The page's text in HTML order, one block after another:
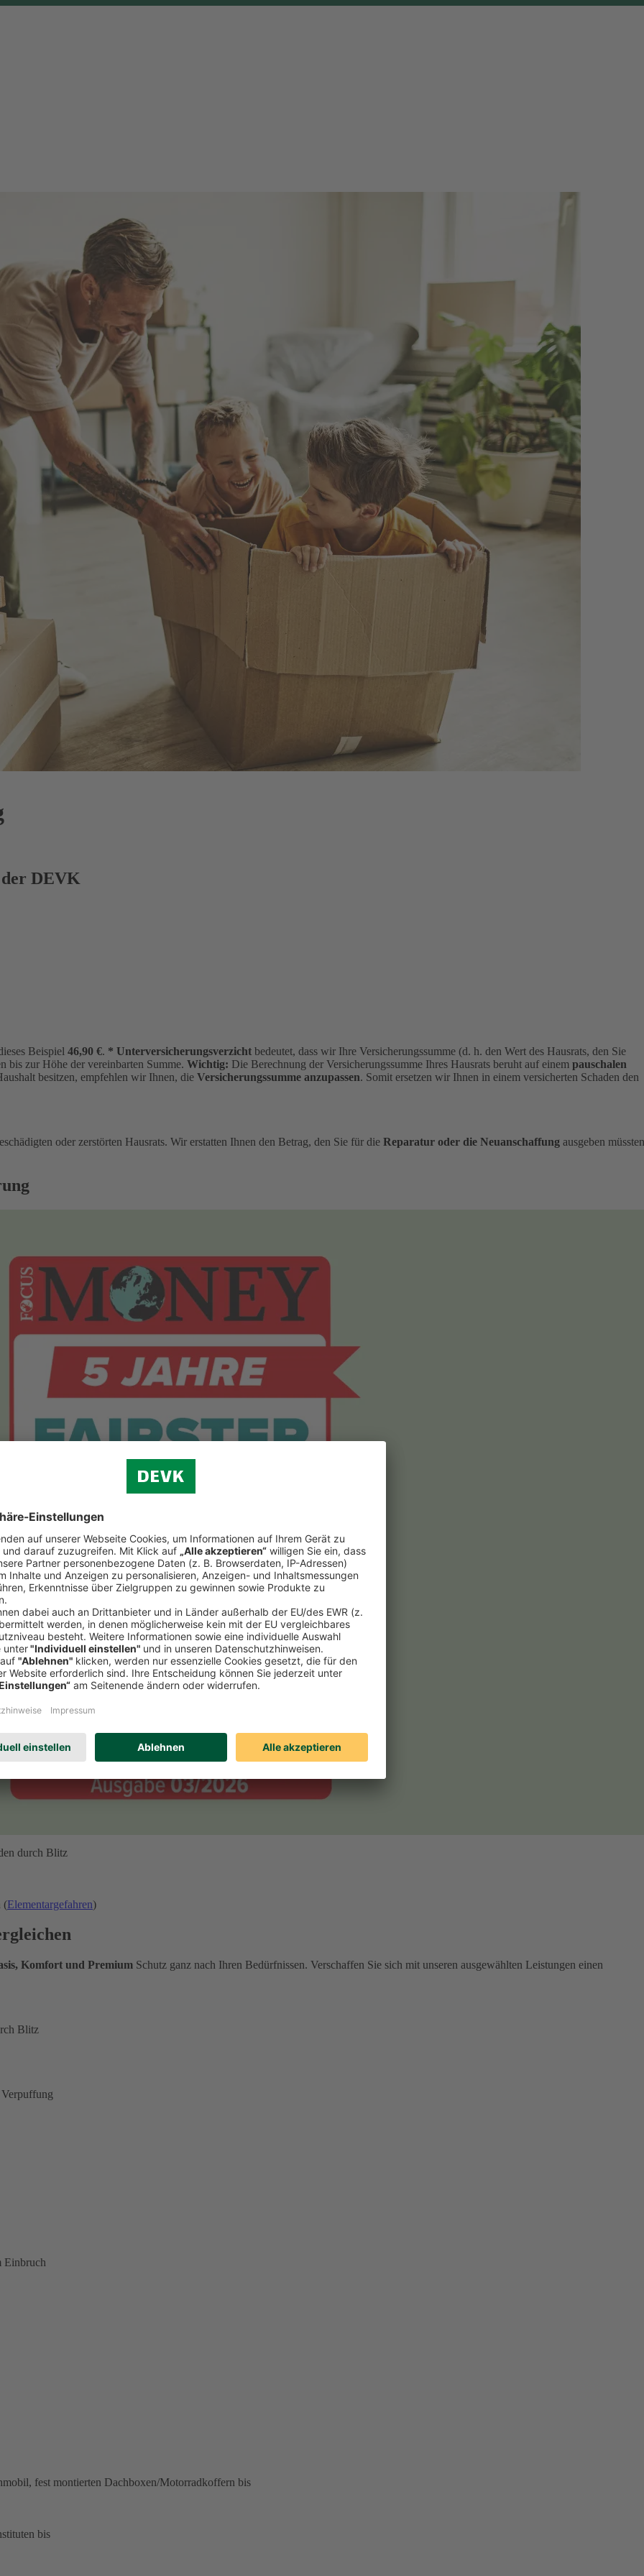
DEVK
Beispiel 46,90 €. * Unterversicherungsverzicht bedeutet, dass wir Ihre Versicherungssumme (d. h. den Wert des Hausrats, den Sie
bis zur Höhe der vereinbarten Summe. Wichtig: Die Berechnung der Versicherungssumme Ihres Hausrats beruht auf einem pauschalen
besitzen, empfehlen wir Ihnen, die Versicherungssumme anzupassen. Somit ersetzen wir Ihnen in einem versicherten Schaden den
oder zerstörten Hausrats. Wir erstatten Ihnen den Betrag, den Sie für die Reparatur oder die Neuanschaffung ausgeben
durch Blitz
(Elementargefahren)
Komfort und Premium Schutz ganz nach Ihren Bedürfnissen. Verschaffen Sie sich mit unseren ausgewählten Leistungen einen
Blitz
Einbruch
fest montierten Dachboxen/Motorradkoffern bis
bis